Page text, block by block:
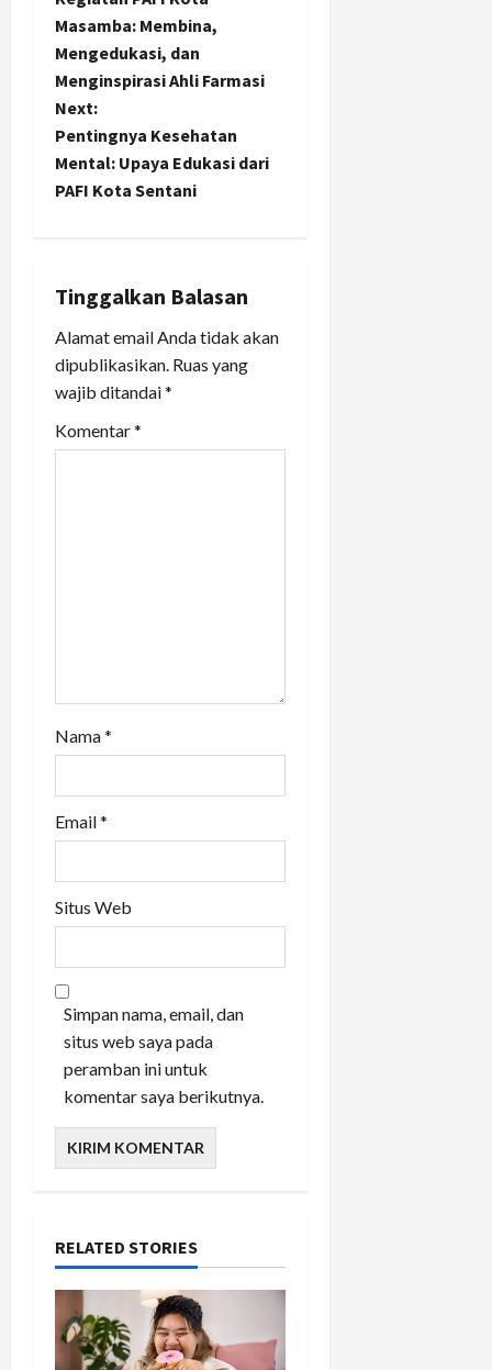
o
s
t
n
a
i
g
a
t
Masamba: Membina,
Mengedukasi, dan
Menginspirasi Ahli Farmasi
Next:
Pentingnya Kesehatan
Mental: Upaya Edukasi dari
PAFI Kota Sentani
Tinggalkan Balasan
Alamat email Anda tidak akan
dipublikasikan. Ruas yang
wajib ditandai*
Komentar*
Nama*
Email*
Situs Web
Simpan nama, email, dan
situs web saya pada
peramban ini untuk
komentar saya berikutnya.
RELATED STORIES